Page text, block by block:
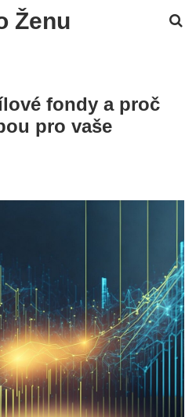
Ženu
fondy a proč
pro vaše